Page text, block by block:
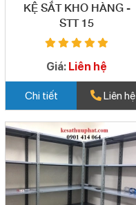
KỆ SẮT KHO HÀNG -
STT 15
Giá: Liên hệ
Chi tiết Liên hệ